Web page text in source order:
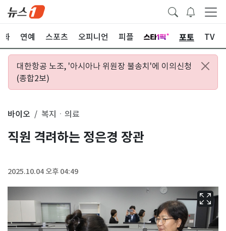
화 연예 스포츠 오피니언 피플 포토 TV
대한항공 노조, '아시아나 위원장 불송치'에 이의신청
(종합2보)
바이오 복지ㆍ의료
직원 격려하는 정은경 장관
2025.10.04 오후 04:49